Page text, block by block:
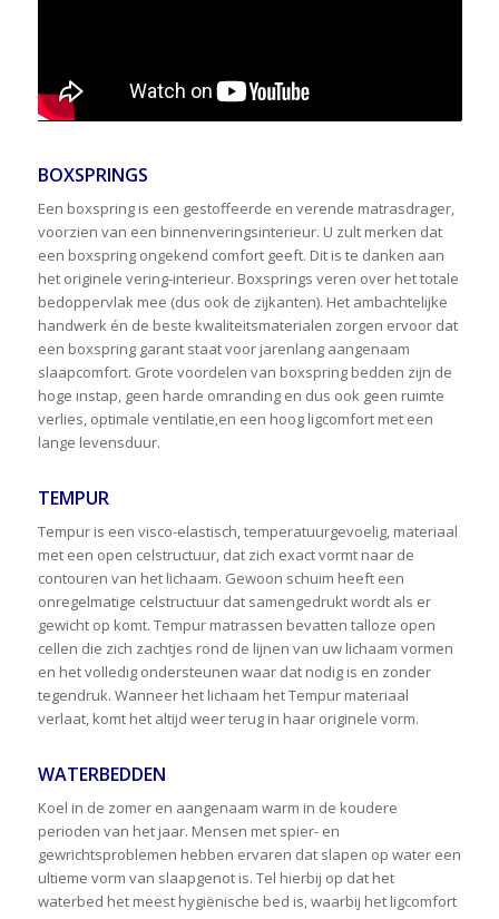
BOXSPRINGS
Een boxspring is een gestoffeerde en verende matrasdrager,
voorzien van een binnenveringsinterieur. U zult merken dat
een boxspring ongekend comfort geeft. Dit is te danken aan
het originele vering-interieur. Boxsprings veren over het totale
bedoppervlak mee (dus ook de zijkanten). Het ambachtelijke
handwerk én de beste kwaliteitsmaterialen zorgen ervoor dat
een boxspring garant staat voor jarenlang aangenaam
slaapcomfort. Grote voordelen van boxspring bedden zijn de
hoge instap, geen harde omranding en dus ook geen ruimte
verlies, optimale ventilatie,en een hoog ligcomfort met een
lange levensduur.
TEMPUR
Tempur is een visco-elastisch, temperatuurgevoelig, materiaal
met een open celstructuur, dat zich exact vormt naar de
contouren van het lichaam. Gewoon schuim heeft een
onregelmatige celstructuur dat samengedrukt wordt als er
gewicht op komt. Tempur matrassen bevatten talloze open
cellen die zich zachtjes rond de lijnen van uw lichaam vormen
en het volledig ondersteunen waar dat nodig is en zonder
tegendruk. Wanneer het lichaam het Tempur materiaal
verlaat, komt het altijd weer terug in haar originele vorm.
WATERBEDDEN
Koel in de zomer en aangenaam warm in de koudere
perioden van het jaar. Mensen met spier- en
gewrichtsproblemen hebben ervaren dat slapen op water een
ultieme vorm van slaapgenot is. Tel hierbij op dat het
waterbed het meest hygiënische bed is, waarbij het ligcomfort